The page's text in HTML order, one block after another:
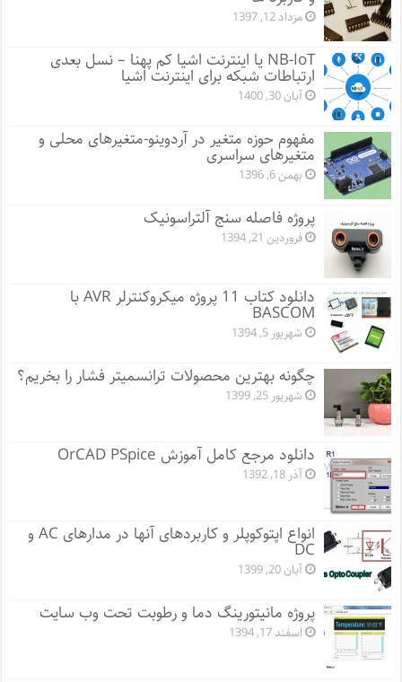
مرداد 12, 1397
NB-IoT یا اینترنت اشیا کم پهنا – نسل بعدی
ارتباطات شبکه برای اینترنت اشیا
آبان 30, 1400
مفهوم حوزه متغیر در آردوینو-متغیرهای محلی و
متغیرهای سراسری
بهمن 6, 1396
پروژه فاصله سنج آلتراسونیک
فروردین 21, 1394
دانلود کتاب 11 پروژه میکروکنترلر AVR با
BASCOM
شهریور 5, 1394
چگونه بهترین محصولات ترانسمیتر فشار را بخریم؟
شهریور 25, 1399
دانلود مرجع کامل آموزش OrCAD PSpice
آذر 18, 1392
انواع اپتوکوپلر و کاربردهای آنها در مدارهای AC و
DC
آبان 20, 1399
پروژه مانيتورينگ دما و رطوبت تحت وب سایت
اسفند 17, 1394